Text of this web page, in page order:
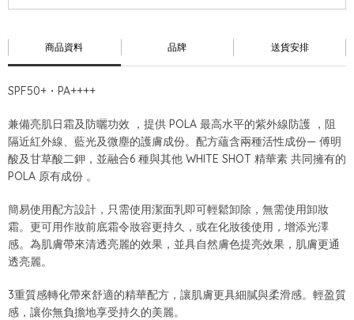
商品資料 品牌 送貨安排
SPF50+・PA++++
兼備亮肌日霜及防曬功效 ，提供 POLA 最高水平的紫外線防護 ，阻
隔近紅外線、藍光及微塵的護膚成份。配方蘊含兩種活性成份— 傅明
酸及甘草酸二鉀，並融合6 種與其他 WHITE SHOT 精華素 共同擁有的
POLA 原有成份 。
簡易使用配方設計，只需使用潔面乳即可輕鬆卸除，無需使用卸妝
霜。更可用作妝前底霜令妝容更持久，或在化妝後使用，增添光澤
感。為肌膚帶來清透亮麗的效果，並具自然膚色提亮效果，肌膚更通
透亮麗。
3重質感轉化帶來舒適的精華配方，讓肌膚更具細膩與柔滑感。輕盈質
感，讓你無負擔地享受持久的美麗。